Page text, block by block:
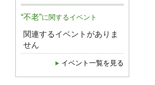
“不老”に関するイベント
関連するイベントがありま
せん
イベント一覧を見る